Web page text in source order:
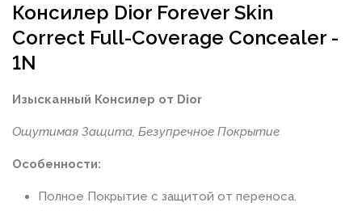
Консилер Dior Forever Skin
Correct Full-Coverage Concealer -
1N
Изысканный Консилер от Dior
Ощутимая Защита, Безупречное Покрытие
Особенности:
Полное Покрытие с защитой от переноса.